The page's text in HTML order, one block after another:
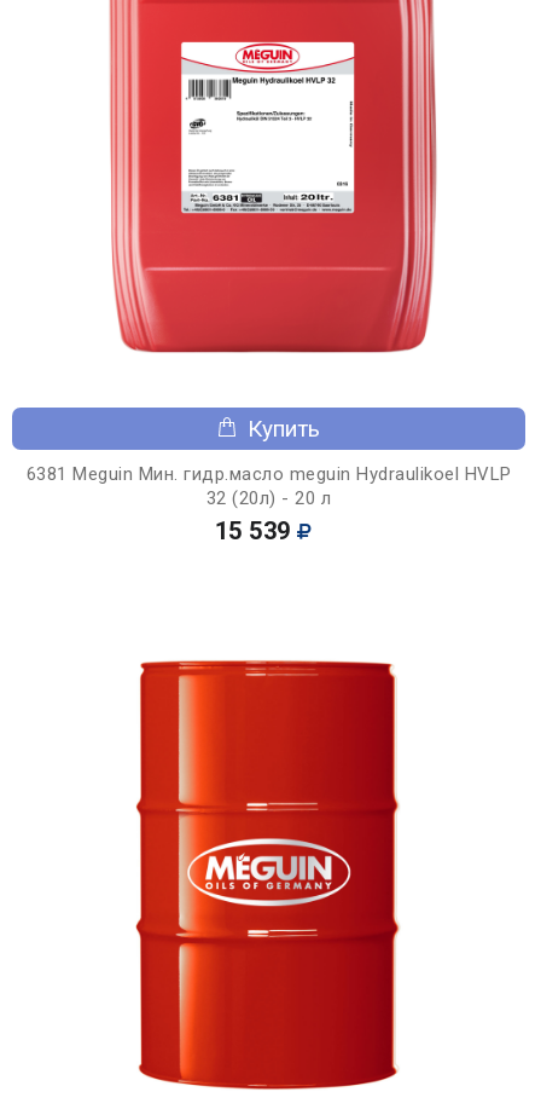
Купить
6381 Meguin Мин. гидр.масло meguin Hydraulikoel HVLP
32 (20л) - 20 л
15 539